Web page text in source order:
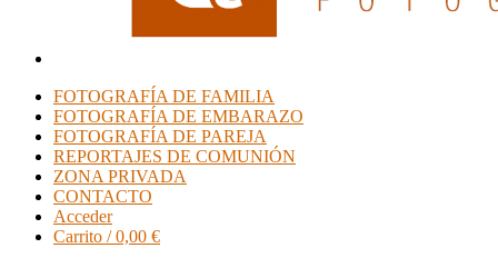
FOTOGRAFÍA DE FAMILIA
FOTOGRAFÍA DE EMBARAZO
FOTOGRAFÍA DE PAREJA
REPORTAJES DE COMUNIÓN
ZONA PRIVADA
CONTACTO
Acceder
Carrito /0,00 €